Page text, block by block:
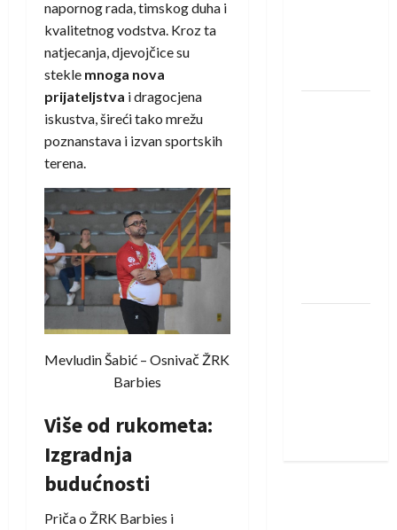
napornog rada, timskog duha i
kvalitetnog vodstva. Kroz ta
natjecanja, djevojčice su
stekle mnoga nova
prijateljstva i dragocjena
iskustva, šireći tako mrežu
poznanstava i izvan sportskih
terena.
Mevludin Šabić – Osnivač ŽRK
Barbies
Više od rukometa:
Izgradnja
budućnosti
Priča o ŽRK Barbies i